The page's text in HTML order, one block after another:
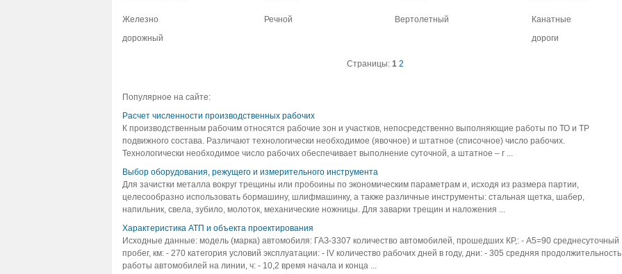
Железно
дорожный
Речной Вертолетный
Канатные
дороги
Страницы: 1 2
Популярное на сайте:
Расчет численности производственных рабочих
К производственным рабочим относятся рабочие зон и участков, непосредственно выполняющие работы по ТО и ТР
подвижного состава. Различают технологически необходимое (явочное) и штатное (списочное) число рабочих.
Технологически необходимое число рабочих обеспечивает выполнение суточной, а штатное – г ...
Выбор оборудования, режущего и измерительного инструмента
Для зачистки металла вокруг трещины или пробоины по экономическим параметрам и, исходя из размера партии,
целесообразно использовать бормашину, шлифмашинку, а также различные инструменты: стальная щетка, шабер,
напильник, свела, зубило, молоток, механические ножницы. Для заварки трещин и наложения ...
Характеристика АТП и объекта проектирования
Исходные данные: модель (марка) автомобиля: ГАЗ-3307 количество автомобилей, прошедших КР,: - А5=90 среднесуточный
пробег, км: - 270 категория условий эксплуатации: - lV количество рабочих дней в году, дни: - 305 средняя продолжительность
работы автомобилей на линии, ч: - 10,2 время начала и конца ...